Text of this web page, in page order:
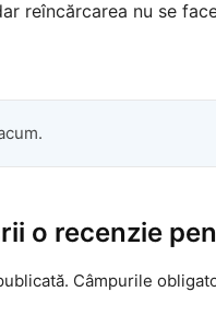
reîncărcarea nu se
o recenzie
Câmpurile